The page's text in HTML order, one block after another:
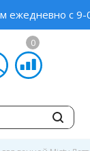
ежедневно с
0